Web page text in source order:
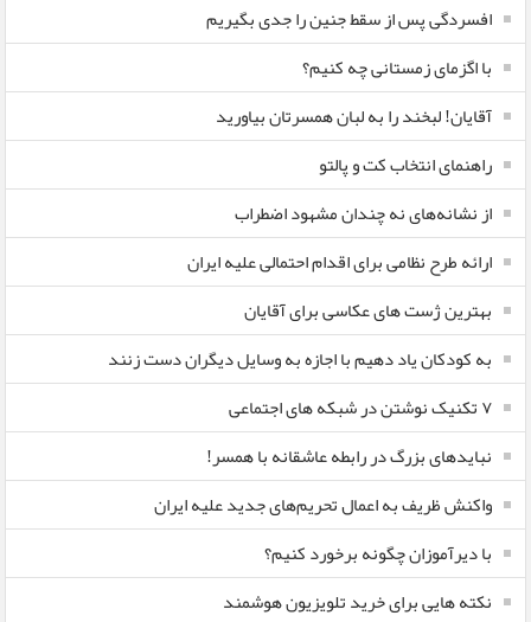
افسردگی پس از سقط جنین را جدی بگیریم
با اگزمای زمستانی چه کنیم؟
آقایان! لبخند را به لبان همسرتان بیاورید
راهنمای انتخاب کت و پالتو
از نشانه‌های نه چندان مشهود اضطراب
ارائه طرح نظامی برای اقدام احتمالی علیه ایران
بهترین ژست های عکاسی برای آقایان
به کودکان یاد دهیم با اجازه به وسایل دیگران دست زنند
۷ تکنیک نوشتن در شبکه های اجتماعی
نبایدهای بزرگ در رابطه عاشقانه با همسر!
واکنش ظریف به اعمال تحریم‌های جدید علیه ایران
با دیرآموزان چگونه برخورد کنیم؟
نکته هایی برای خرید تلویزیون هوشمند